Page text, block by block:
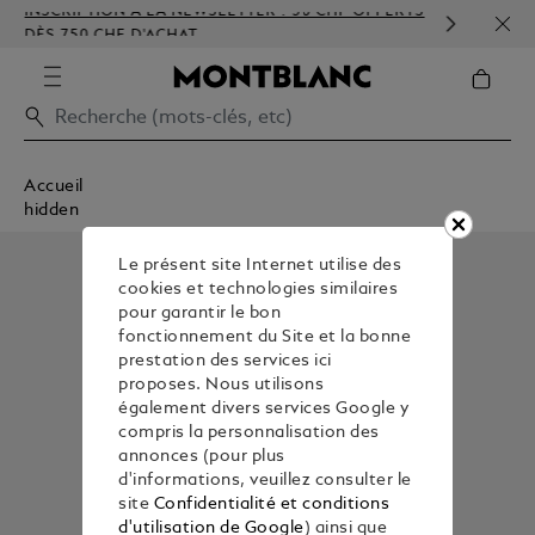
INSCRIPTION À LA NEWSLETTER : 50 CHF OFFERTS
DÈS 750 CHF D'ACHAT
Accueil
hidden
Le présent site Internet utilise des
cookies et technologies similaires
pour garantir le bon
fonctionnement du Site et la bonne
prestation des services ici
proposes. Nous utilisons
également divers services Google y
compris la personnalisation des
annonces (pour plus
d'informations, veuillez consulter le
site Confidentialité et conditions
d'utilisation de Google ) ainsi que